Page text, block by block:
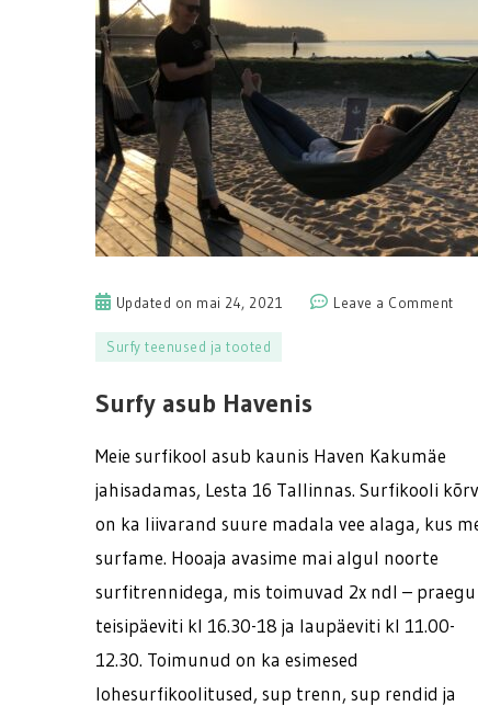
Updated on mai 24, 2021 Leave a Commenton
Surfy teenused ja tooted
Surfy asub Havenis
Meie surfikool asub kaunis Haven Kakumäe
jahisadamas, Lesta 16 Tallinnas. Surfikooli
on ka liivarand suure madala vee alaga, kus
surfame. Hooaja avasime mai algul noorte
surfitrennidega, mis toimuvad 2x ndl – praegu
teisipäeviti kl 16.30-18 ja laupäeviti kl 11.00-
12.30. Toimunud on ka esimesed
lohesurfikoolitused, sup trenn, sup rendid ja